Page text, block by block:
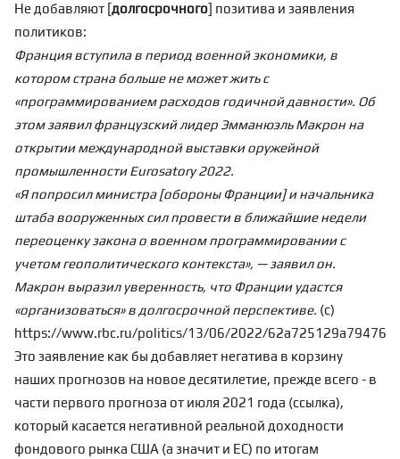
Не добавляют [долгосрочного] позитива и заявления
политиков:
Франция вступила в период военной экономики, в
котором страна больше не может жить с
«программированием расходов годичной давности». Об
этом заявил французский лидер Эмманюэль Макрон на
открытии международной выставки оружейной
промышленности Eurosatory 2022.
«Я попросил министра [обороны Франции] и начальника
штаба вооруженных сил провести в ближайшие недели
переоценку закона о военном программировании с
учетом геополитического контекста», — заявил он.
Макрон выразил уверенность, что Франции удастся
«организоваться» в долгосрочной перспективе. (с)
https://www.rbc.ru/politics/13/06/2022/
Это заявление как бы добавляет негатива в корзину
наших прогнозов на новое десятилетие, прежде всего - в
части первого прогноза от июля 2021 года (ссылка),
который касается негативной реальной доходности
фондового рынка США (а значит и ЕС) по итогам